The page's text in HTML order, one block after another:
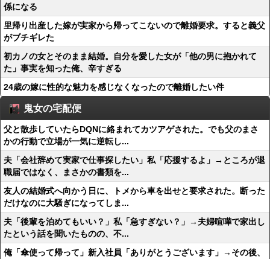
係になる
里帰り出産した嫁が実家から帰ってこないので離婚要求。すると義父
がブチギレた
初カノの女とそのまま結婚。自分を愛した女が「他の男に抱かれて
た」事実を知った俺、辛すぎる
24歳の嫁に性的な魅力を感じなくなったので離婚したい件
鬼女の宅配便
父と散歩していたらDQNに絡まれてカツアゲされた。でも父のまさ
かの行動で立場が一気に逆転し...
夫「会社辞めて実家で仕事探したい」私「応援するよ」→ところが退
職届ではなく、まさかの書類を...
友人の結婚式へ向かう日に、トメから車を出せと要求された。断った
だけなのに大騒ぎになってしま...
夫「後輩を泊めてもいい？」私「急すぎない？」→夫婦喧嘩で家出し
たという話を聞いたものの、不...
俺「傘使って帰って」新入社員「ありがとうございます」→その後、